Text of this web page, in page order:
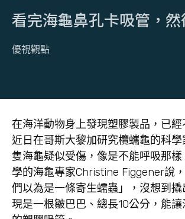
看完海龜鼻孔卡吸管，然
優視觀點
在海洋動物身上發現塑膠製品，已
近日在哥斯大黎加研究欖蠵龜的科
隻海龜疑似受傷，像是不能呼吸那
學的海龜專家Christine Figgener說
們以為是一條寄生蠕蟲」，沒想到
現是一根皺巴巴、總長10公分，能